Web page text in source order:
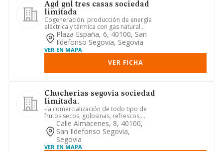
Agd gnl tres casas sociedad
limitada
Cogeneración. producción de energía
eléctrica y térmica con gas natural
licuadoPlaza España, 6, 40100, San
Ildefonso Segovia, Segovia
VER EN MAPA
VER FICHA
Chucherias segovia sociedad
limitada.
-la comercialización de todo tipo de
frutos secos, golosinas, refrescos,
otras bebidas, helados y o...
Calle Almacenes, 8, 40100,
San Ildefonso Segovia,
Segovia
VER EN MAPA